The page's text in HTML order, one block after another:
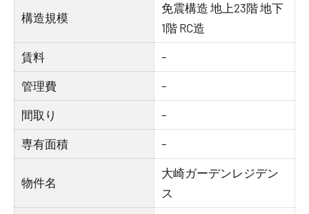
構造規模
免震構造 地上23階 地下
1階 RC造
賃料 –
管理費 –
間取り –
専有面積 –
物件名
大崎ガーデンレジデン
ス